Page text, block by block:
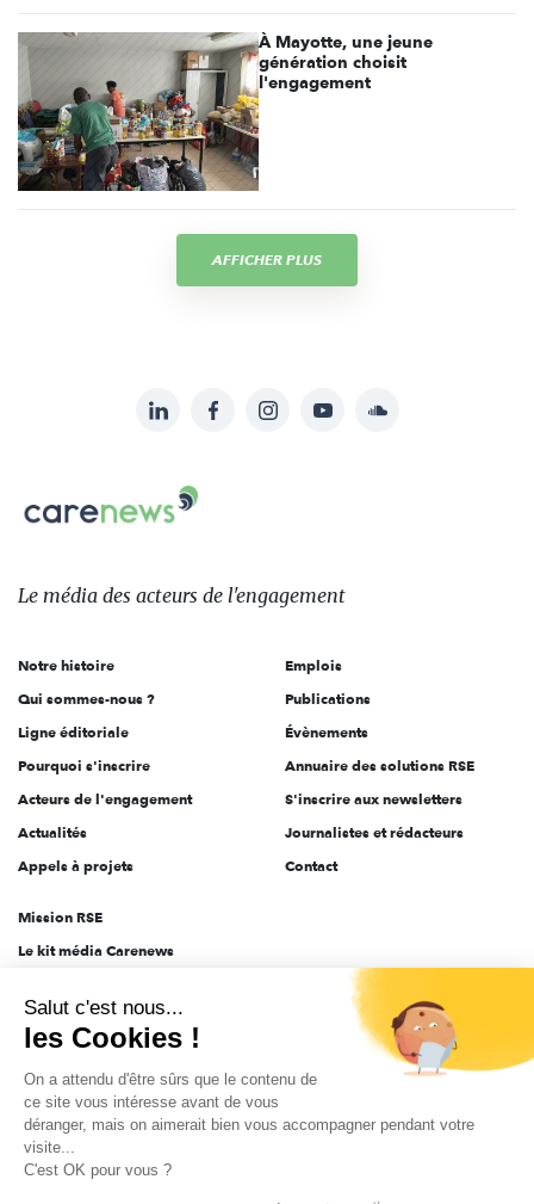
À Mayotte, une jeune
génération choisit
l'engagement
AFFICHER PLUS
sur:
LinkedInFacebookInstagramYouTubeSoundcloud
Le
des
l'engagement
Le média des acteurs de l'engagement
Notre histoire
Qui sommes-nous ?
Ligne éditoriale
Pourquoi s'inscrire
Acteurs de l'engagement
Actualités
Appels à projets
Emplois
Publications
Évènements
Annuaire des solutions RSE
S'inscrire aux newsletters
Journalistes et rédacteurs
Contact
Mission RSE
Le kit média Carenews
AEF info
Novethic
PRODURABLE
Inclusiv Day
Salut c'est nous...
les Cookies !
On a attendu d'être sûrs que le contenu de
ce site vous intéresse avant de vous
déranger, mais on aimerait bien vous accompagner pendant votre
visite...
C'est OK pour vous ?